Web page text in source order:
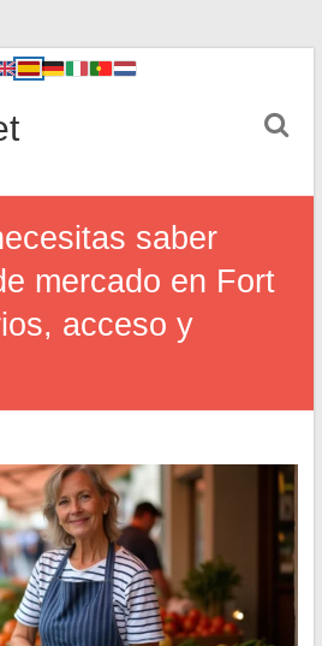
saber
mercado en Fort
acceso y